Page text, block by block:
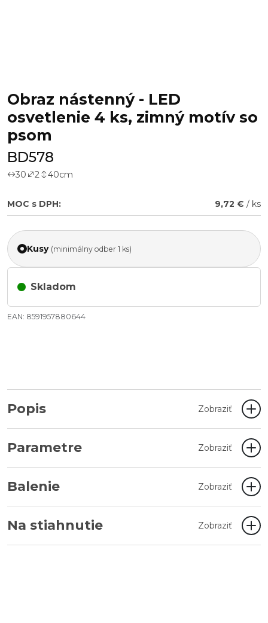
Obraz nástenný - LED
osvetlenie 4 ks, zimný motív so
psom
BD578
30 2 40cm
MOC s DPH: 9,72 € / ks
Kusy (minimálny odber 1 ks)
Skladom
EAN: 8591957880644
Popis Zobraziť
Parametre Zobraziť
Balenie Zobraziť
Na stiahnutie Zobraziť